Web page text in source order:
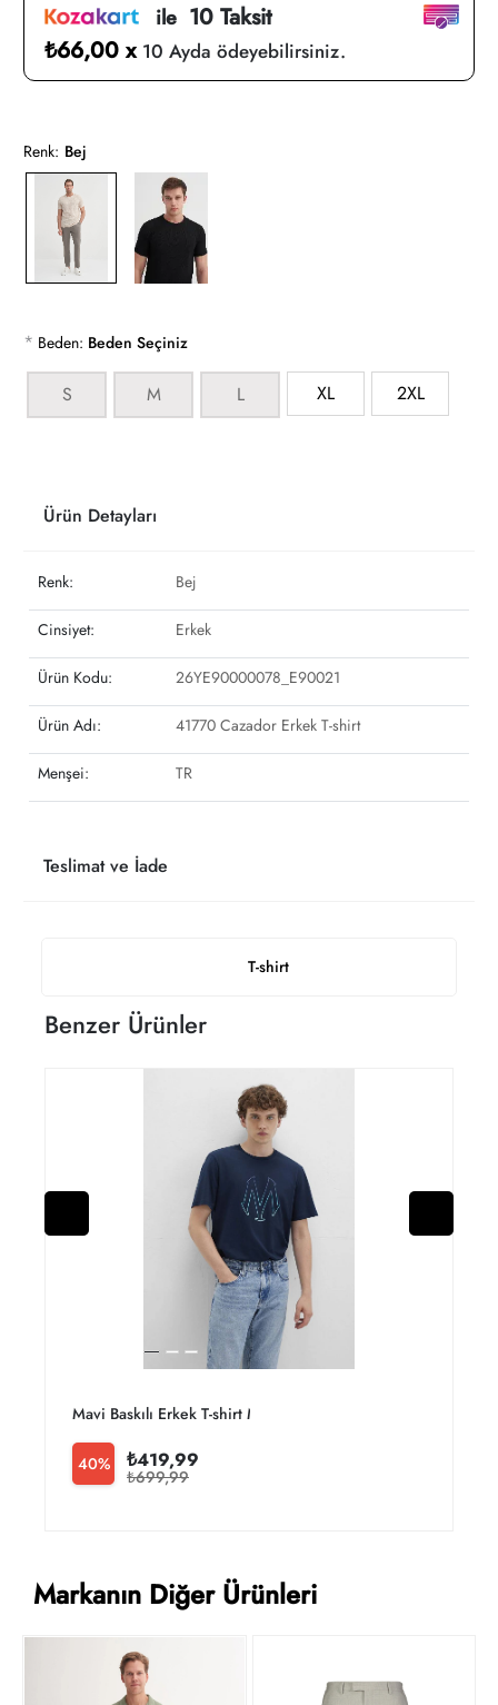
ile10 Taksit
₺66,00 x 10 Ayda ödeyebilirsiniz.
Renk: Bej
* Beden: Beden Seçiniz
S M L XL 2XL
T-shirt
Ürün Detayları
Renk: Bej
Cinsiyet: Erkek
Ürün Kodu: 26YE90000078_E90021
Ürün Adı: 41770 Cazador Erkek T-shirt
Menşei: TR
Teslimat ve İade
Benzer Ürünler
Mavi Baskılı Erkek T-shirt M0610943-70144
40% ₺419,99
₺699,99
Markanın Diğer Ürünleri